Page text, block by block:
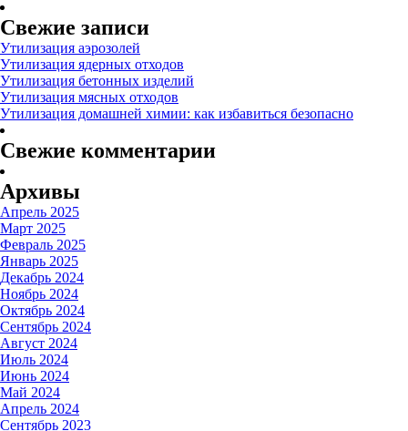
Свежие записи
Утилизация аэрозолей
Утилизация ядерных отходов
Утилизация бетонных изделий
Утилизация мясных отходов
Утилизация домашней химии: как избавиться безопасно
Свежие комментарии
Архивы
Апрель 2025
Март 2025
Февраль 2025
Январь 2025
Декабрь 2024
Ноябрь 2024
Октябрь 2024
Сентябрь 2024
Август 2024
Июль 2024
Июнь 2024
Май 2024
Апрель 2024
Сентябрь 2023